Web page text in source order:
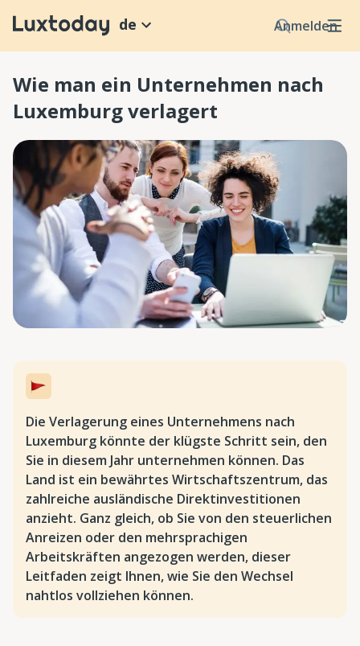
Anmelden
de
Wie man ein Unternehmen nach
Luxemburg verlagert
Die Verlagerung eines Unternehmens nach
Luxemburg könnte der klügste Schritt sein, den
Sie in diesem Jahr unternehmen können. Das
Land ist ein bewährtes Wirtschaftszentrum, das
zahlreiche ausländische Direktinvestitionen
anzieht. Ganz gleich, ob Sie von den steuerlichen
Anreizen oder den mehrsprachigen
Arbeitskräften angezogen werden, dieser
Leitfaden zeigt Ihnen, wie Sie den Wechsel
nahtlos vollziehen können.